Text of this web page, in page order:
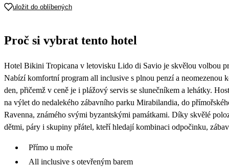
uložit do oblíbených
Proč si vybrat tento hotel
Hotel Bikini Tropicana v letovisku Lido di Savio je skvělou volbou
Nabízí komfortní program all inclusive s plnou penzí a
den, přičemž v ceně je i plážový servis se slunečníkem a lehátky.
na výlet do nedalekého zábavního parku Mirabilandia, do
Ravenna, známého svými byzantskými památkami. Díky skvělé
dětmi, páry i skupiny přátel, kteří hledají kombinaci odpočinku,
Přímo u moře
All inclusive s otevřeným barem